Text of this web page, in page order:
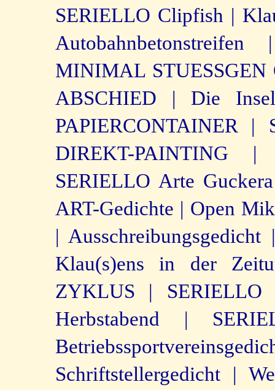
SERIELLO Clipfish |
Autobahnbetonstreifen |
MINIMAL STUESSGEN
ABSCHIED |
Die
PAPIERCONTAINER |
DIREKT-PAINTING |
SERIELLO Arte
ART-Gedichte | Open
| Ausschreibungsgedicht |
Klau(s)ens in der
ZYKLUS |
Herbstabend |
Schriftstellergedicht |